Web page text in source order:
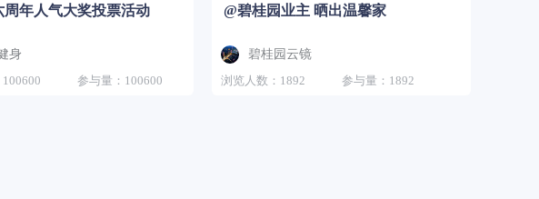
周年人气大奖投票活动
身
参与量：100600
@碧桂园业主 晒出温馨家
碧桂园云镜
浏览人数：1892
参与量：1892